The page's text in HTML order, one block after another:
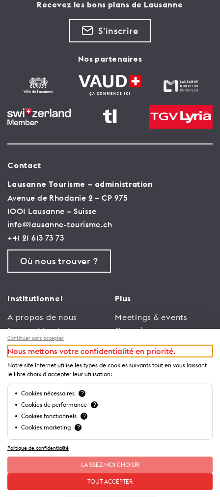
Recevez les bons plans de Lausanne
S'inscrire
Nos partenaires
Contact
Lausanne Tourisme – administration
Avenue de Rhodanie 2 – CP 975
1001 Lausanne – Suisse
info@lausanne-tourisme.ch
+41 21 613 73 73
Où nous trouver ?
Institutionnel
A propos de nous
Espace Membres
Emploi
Conditions générales
d’utilisation
Politique de
confidentialité
Plus
Meetings & events
Congrès
Trade
Espace Médias
Annonceurs
Brochures et guides
Continuer sans accepter
Nous mettons votre confidentialité en priorité.
Notre site Internet utilise les types de cookies suivants tout en vous laissant
le libre choix d'accepter leur utilisation:
Cookies nécessaires ?
Cookies de performance ?
Cookies fonctionnels ?
Cookies marketing ?
Politique de confidentialité
LAISSEZ-MOI CHOISIR
TOUT ACCEPTER